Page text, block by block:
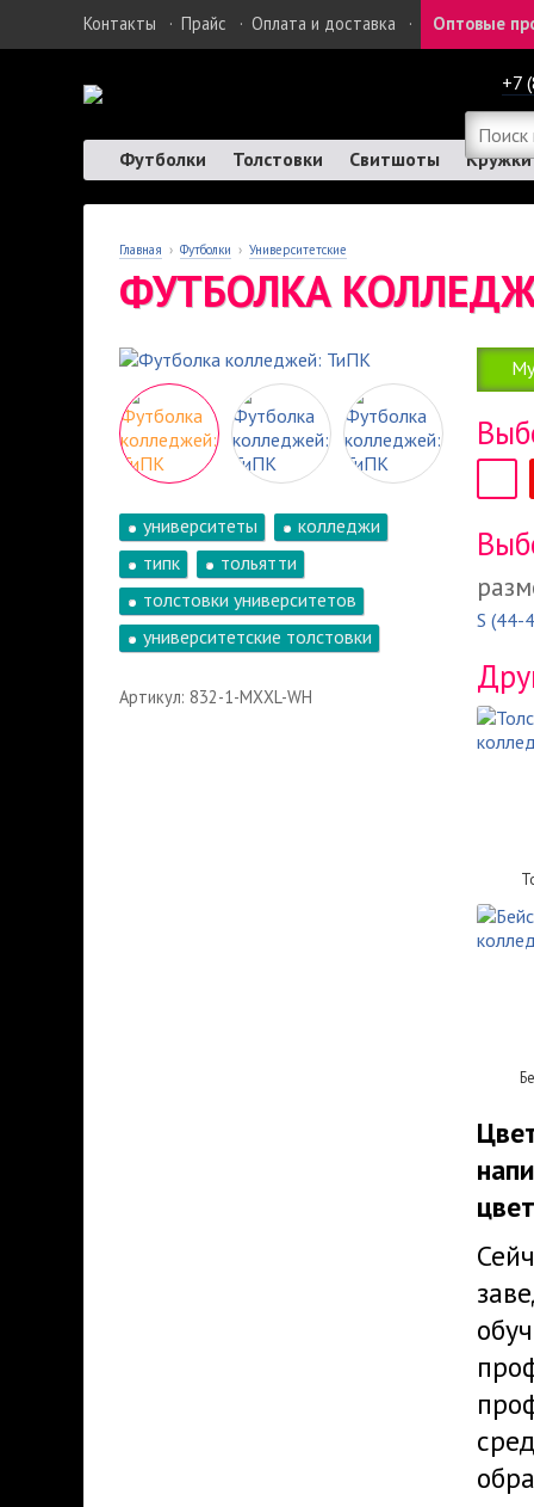
Контакты · Прайс · Оплата и доставка · Оптовые
+7
Футболки Толстовки Свитшоты Кружки
Главная › Футболки › Университетские
ФУТБОЛКА
университеты
колледжи
типк
тольятти
толстовки университетов
университетские толстовки
Артикул: 832-1-MXXL-WH
S (44-